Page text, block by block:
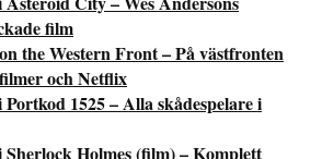
film
the Western Front – På västfronten
och Netflix
1525 – Alla skådespelare i
Holmes (film) – Komplett